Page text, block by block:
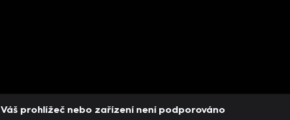
Váš prohlížeč nebo zařízení není podporováno